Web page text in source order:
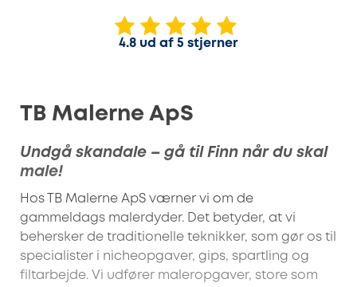
4.8 ud af 5 stjerner
TB Malerne ApS
Undgå skandale – gå til Finn når du skal
male!
Hos TB Malerne ApS værner vi om de
gammeldags malerdyder. Det betyder, at vi
behersker de traditionelle teknikker, som gør os til
specialister i nicheopgaver, gips, spartling og
filtarbejde. Vi udfører maleropgaver, store som